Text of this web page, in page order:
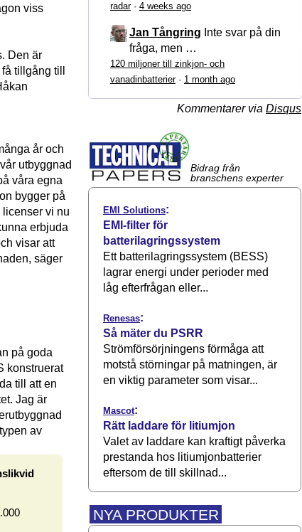
viss
Den är
tillgång till
år och
utbyggnad
våra egna
bygger på
vi nu
erbjuda
visar att
säger
på goda
konstruerat
till att en
Jag är
av
radar· 4 weeks ago
Jan Tångring Inte svar på din
fråga, men …
120 miljoner till zinkjon- och
vanadinbatterier· 1 month ago
Kommentarer via Disqus
Bidrag från
branschens experter
EMI Solutions:
EMI-filter för
batterilagringssystem
Ett batterilagringssystem (BESS)
lagrar energi under perioder med
låg efterfrågan eller...
Renesas:
Så mäter du PSRR
Strömförsörjningens förmåga att
motstå störningar på matningen, är
en viktig parameter som visar...
Mascot:
Rätt laddare för litiumjon
Valet av laddare kan kraftigt påverka
prestanda hos litiumjonbatterier
eftersom de till skillnad...
NYA PRODUKTER